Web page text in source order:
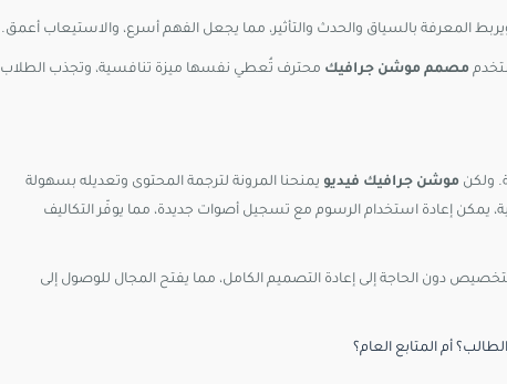
المعرفة بالسياق والحدث والتأثير، مما يجعل الفهم أسرع، والاستيعاب أعمق.
مصمم موشن جرافيك محترف تُعطي نفسها ميزة تنافسية، وتجذب الطلاب
ولكن موشن جرافيك فيديو يمنحنا المرونة لترجمة المحتوى وتعديله بسهولة
إعادة استخدام الرسوم مع تسجيل أصوات جديدة، مما يوفّر التكاليف
دون الحاجة إلى إعادة التصميم الكامل، مما يفتح المجال للوصول إلى
الطالب؟ أم المتابع العام؟